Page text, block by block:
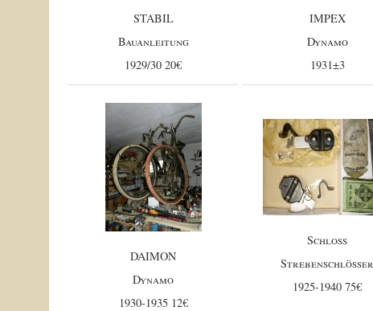
STABIL
Bauanleitung
1929/30 20€
IMPEX
Dynamo
1931±3
DAIMON
Dynamo
1930-1935 12€
Schloss
Strebenschlösser
1925-1940 75€